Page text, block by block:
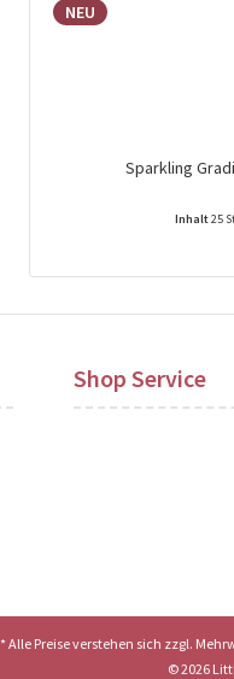
NEU
Sparkling
Inhalt25
Preise nach
Shop Service
* Alle Preise verstehen sich zzgl.
© 2026